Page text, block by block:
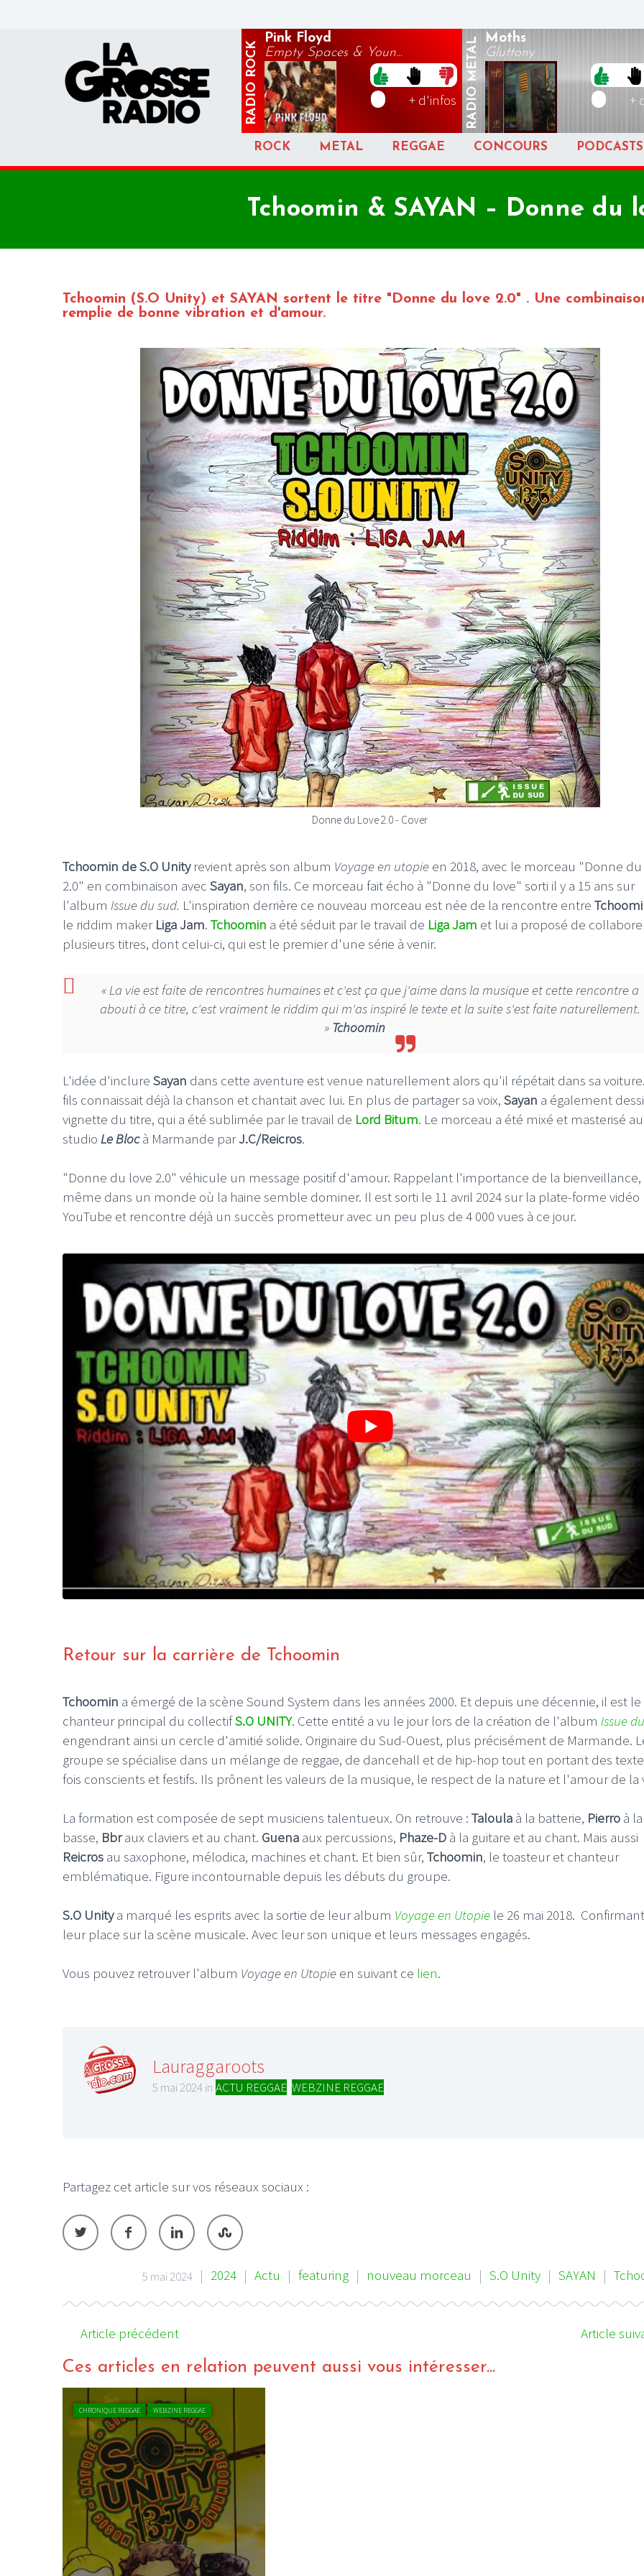
RADIO
ROCK
Pink Floyd
Empty Spaces & Youn...
+ d'infos RADIO
METAL Moths
Gluttony
+
ROCK METAL REGGAE CONCOURS PODCASTS
Tchoomin & SAYAN – Donne du
Tchoomin (S.O Unity) et SAYAN sortent le titre "Donne du love 2.0" . Une
remplie de bonne vibration et d'amour.
Donne du Love 2.0 - Cover
Tchoomin de S.O Unityrevient après son album Voyage en utopie en 2018, avec le morceau "Donne
2.0" en combinaison avec Sayan, son fils. Ce morceau fait écho à "Donne du love" sorti il y a 15 ans sur
l'album Issue du sud. L'inspiration derrière ce nouveau morceau est née de la rencontre entre
le riddim maker Liga Jam. Tchoomin a été séduit par le travail de Liga Jam et lui a proposé de
plusieurs titres, dont celui-ci, qui est le premier d'une série à venir.
« La vie est faite de rencontres humaines et c'est ça que j'aime dans la musique et cette rencontre a
abouti à ce titre, c'est vraiment le riddim qui m'as inspiré le texte et la suite s'est faite naturellement.
» Tchoomin
L'idée d'inclure Sayan dans cette aventure est venue naturellement alors qu'il répétait dans sa
fils connaissait déjà la chanson et chantait avec lui. En plus de partager sa voix, Sayan a également
vignette du titre, qui a été sublimée par le travail de Lord Bitum. Le morceau a été mixé et masterisé au
studio Le Bloc à Marmande parJ.C/Reicros.
"Donne du love 2.0" véhicule un message positif d'amour. Rappelant l'importance de la bienveillance,
même dans un monde où la haine semble dominer. Il est sorti le 11 avril 2024 sur la plate-forme vidéo
YouTube et rencontre déjà un succès prometteur avec un peu plus de 4 000 vues à ce jour.
Retour sur la carrière de Tchoomin
Tchoomin a émergé de la scène Sound System dans les années 2000. Et depuis une décennie, il est le
chanteur principal du collectifS.O UNITY. Cette entité a vu le jour lors de la création de l'album Issue
engendrant ainsi un cercle d'amitié solide. Originaire du Sud-Ouest, plus précisément de Marmande.
groupe se spécialise dans un mélange de reggae, de dancehall et de hip-hop tout en portant des
fois conscients et festifs. Ils prônent les valeurs de la musique, le respect de la nature et l'amour de la
La formation est composée de sept musiciens talentueux. On retrouve : Taloula à la batterie, Pierro à la
basse, Bbraux claviers et au chant. Guena aux percussions, Phaze-D à la guitare et au chant. Mais aussi
Reicros au saxophone, mélodica, machines et chant. Et bien sûr, Tchoomin, le toasteur et chanteur
emblématique. Figure incontournable depuis les débuts du groupe.
S.O Unitya marqué les esprits avec la sortie de leur album Voyage en Utopie le 26 mai 2018.
leur place sur la scène musicale. Avec leur son unique et leurs messages engagés.
Vous pouvez retrouver l'album Voyage en Utopie en suivant ce lien.
Lauraggaroots
5 mai 2024 in ACTU REGGAE WEBZINE REGGAE
Partagez cet article sur vos réseaux sociaux :
5 mai 2024 | 2024 | Actu | featuring | nouveau morceau | S.O Unity | SAYAN |
Article précédent Article
Ces articles en relation peuvent aussi vous intéresser...
CHRONIQUE REGGAE WEBZINE REGGAE
LE GROS RIFFIFI –
Christmas Riffifi 2025 !!!
LE GROS RIFFIFI –
The Covers !!!